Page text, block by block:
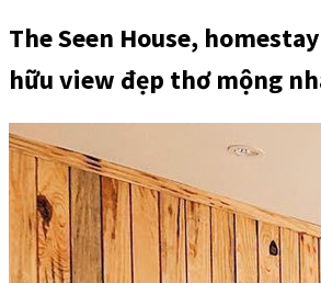
The Seen House,
hữu view đẹp thơ mộng